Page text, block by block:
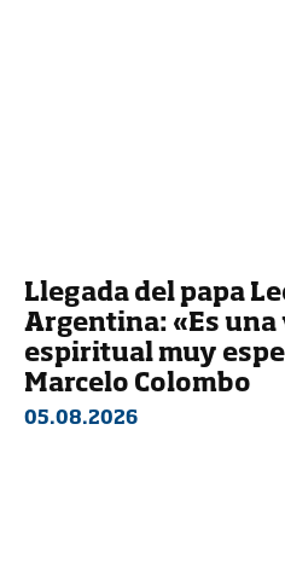
Llegada del papa
Argentina: «Es
espiritual muy
Marcelo Colombo
05.08.2026